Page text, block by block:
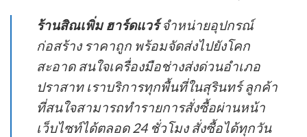
ร้านสิณเพิ่ม ฮาร์ดแวร์จำหน่ายอุปกรณ์
ก่อสร้าง ราคาถูก พร้อมจัดส่งไปยังโคก
สะอาด สนใจเครื่องมือช่างส่งด่วนอำเภอ
ปราสาท เราบริการทุกพื้นที่ในสุรินทร์ ลูกค้า
ที่สนใจสามารถทำรายการสั่งซื้อผ่านหน้า
เว็บไซท์ได้ตลอด 24 ชั่วโมง สั่งซื้อได้ทุกวัน